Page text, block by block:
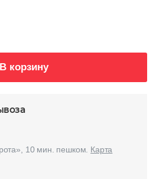
В корзину
10 мин. пешком. Карта